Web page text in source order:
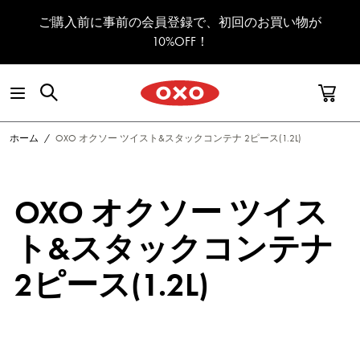
ご購入前に事前の会員登録で、初回のお買い物が
10%OFF！
ホーム / OXO オクソー ツイスト&スタックコンテナ 2ピース(1.2L)
OXO オクソー ツイス
ト&スタックコンテナ
2ピース(1.2L)